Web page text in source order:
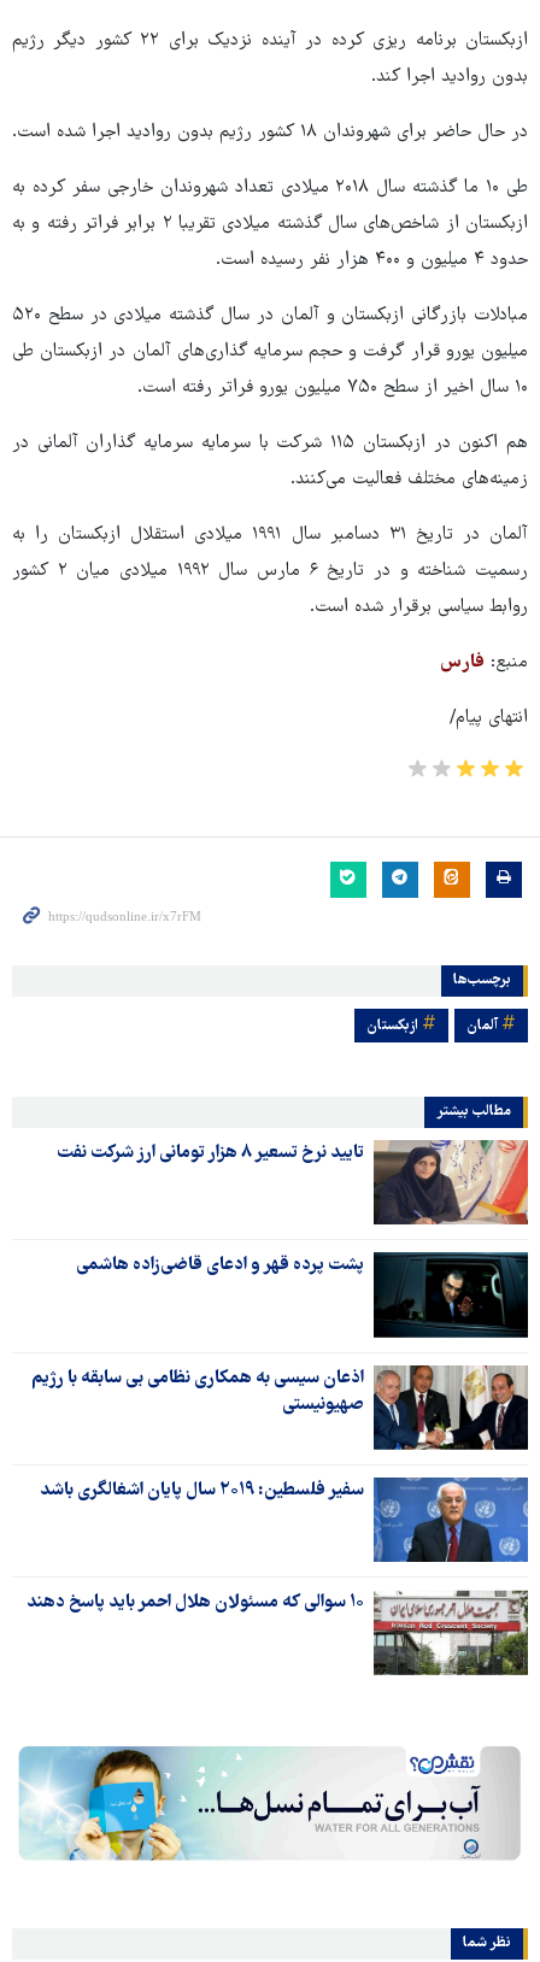
ازبکستان برنامه ریزی کرده در آینده نزدیک برای ۲۲ کشور دیگر رژیم
بدون روادید اجرا کند.
در حال حاضر برای شهروندان ۱۸ کشور رژیم بدون روادید اجرا شده است.
طی ۱۰ ما گذشته سال ۲۰۱۸ میلادی تعداد شهروندان خارجی سفر کرده به
ازبکستان از شاخص‌های سال گذشته میلادی تقریبا ۲ برابر فراتر رفته و به
حدود ۴ میلیون و ۴۰۰ هزار نفر رسیده است.
مبادلات بازرگانی ازبکستان و آلمان در سال گذشته میلادی در سطح ۵۲۰
میلیون یورو قرار گرفت و حجم سرمایه گذاری‌های آلمان در ازبکستان طی
۱۰ سال اخیر از سطح ۷۵۰ میلیون یورو فراتر رفته است.
هم اکنون در ازبکستان ۱۱۵ شرکت با سرمایه سرمایه گذاران آلمانی در
زمینه‌های مختلف فعالیت می‌کنند.
آلمان در تاریخ ۳۱ دسامبر سال ۱۹۹۱ میلادی استقلال ازبکستان‌ را به
رسمیت شناخته و در تاریخ ۶ مارس سال ۱۹۹۲ میلادی میان ۲ کشور
روابط سیاسی برقرار شده است.
منبع: فارس
انتهای پیام/
برچسب‌ها
آلمان ازبکستان
مطالب بیشتر
تایید نرخ تسعیر ۸ هزار تومانی ارز شرکت نفت
پشت پرده قهر و ادعای قاضی‌زاده هاشمی
اذعان سیسی به همکاری نظامی بی سابقه با رژیم
صهیونیستی
سفیر فلسطین: ۲۰۱۹ سال پایان اشغالگری باشد
۱۰ سوالی که مسئولان هلال احمر باید پاسخ دهند
نظر شما